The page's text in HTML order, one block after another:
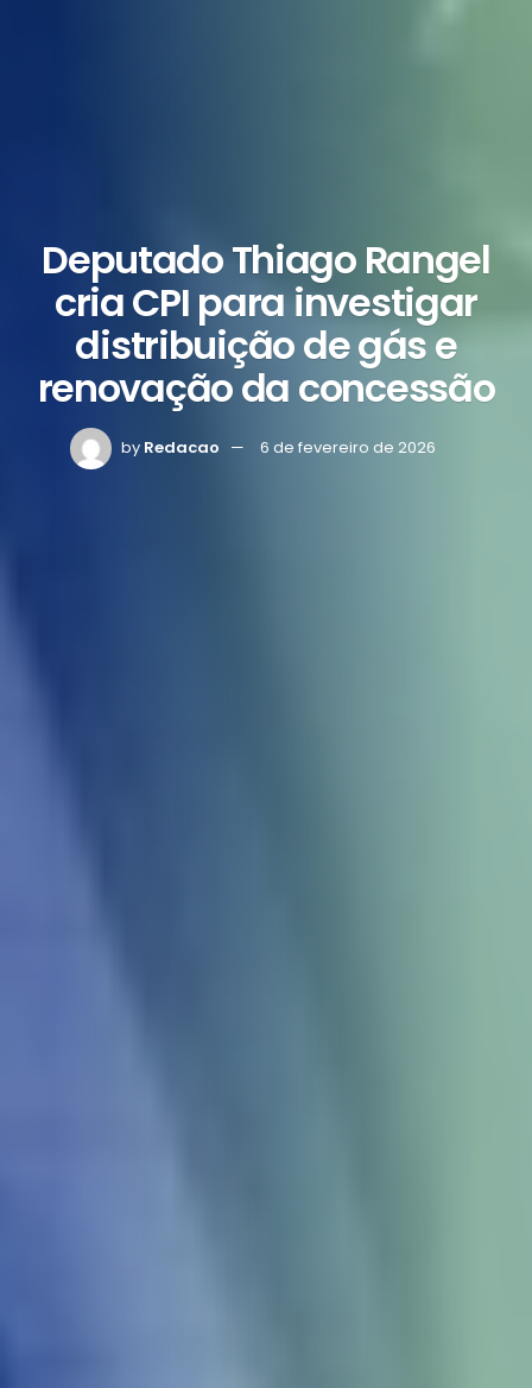
Deputado Thiago Rangel
cria CPI para investigar
distribuição de gás e
renovação da concessão
by Redacao 6 de fevereiro de 2026